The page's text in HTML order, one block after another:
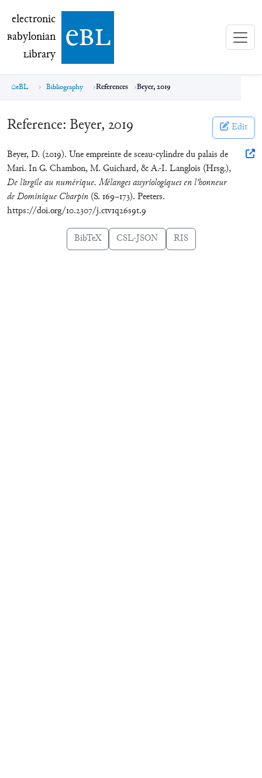
electronic Babylonian Library (eBL)
electronic
Babylonian
Library ebl
eBL Bibliography References Beyer, 2019
Reference: Beyer, 2019 Edit
Beyer, D. (2019). Une empreinte de sceau-cylindre du palais de
Mari. In G. Chambon, M. Guichard, & A.-I. Langlois (Hrsg.),
De l’argile au numérique. Mélanges assyriologiques en l’honneur
de Dominique Charpin (S. 169–173). Peeters.
https://doi.org/10.2307/j.ctv1q26s9t.9
BibTeX CSL-JSON RIS